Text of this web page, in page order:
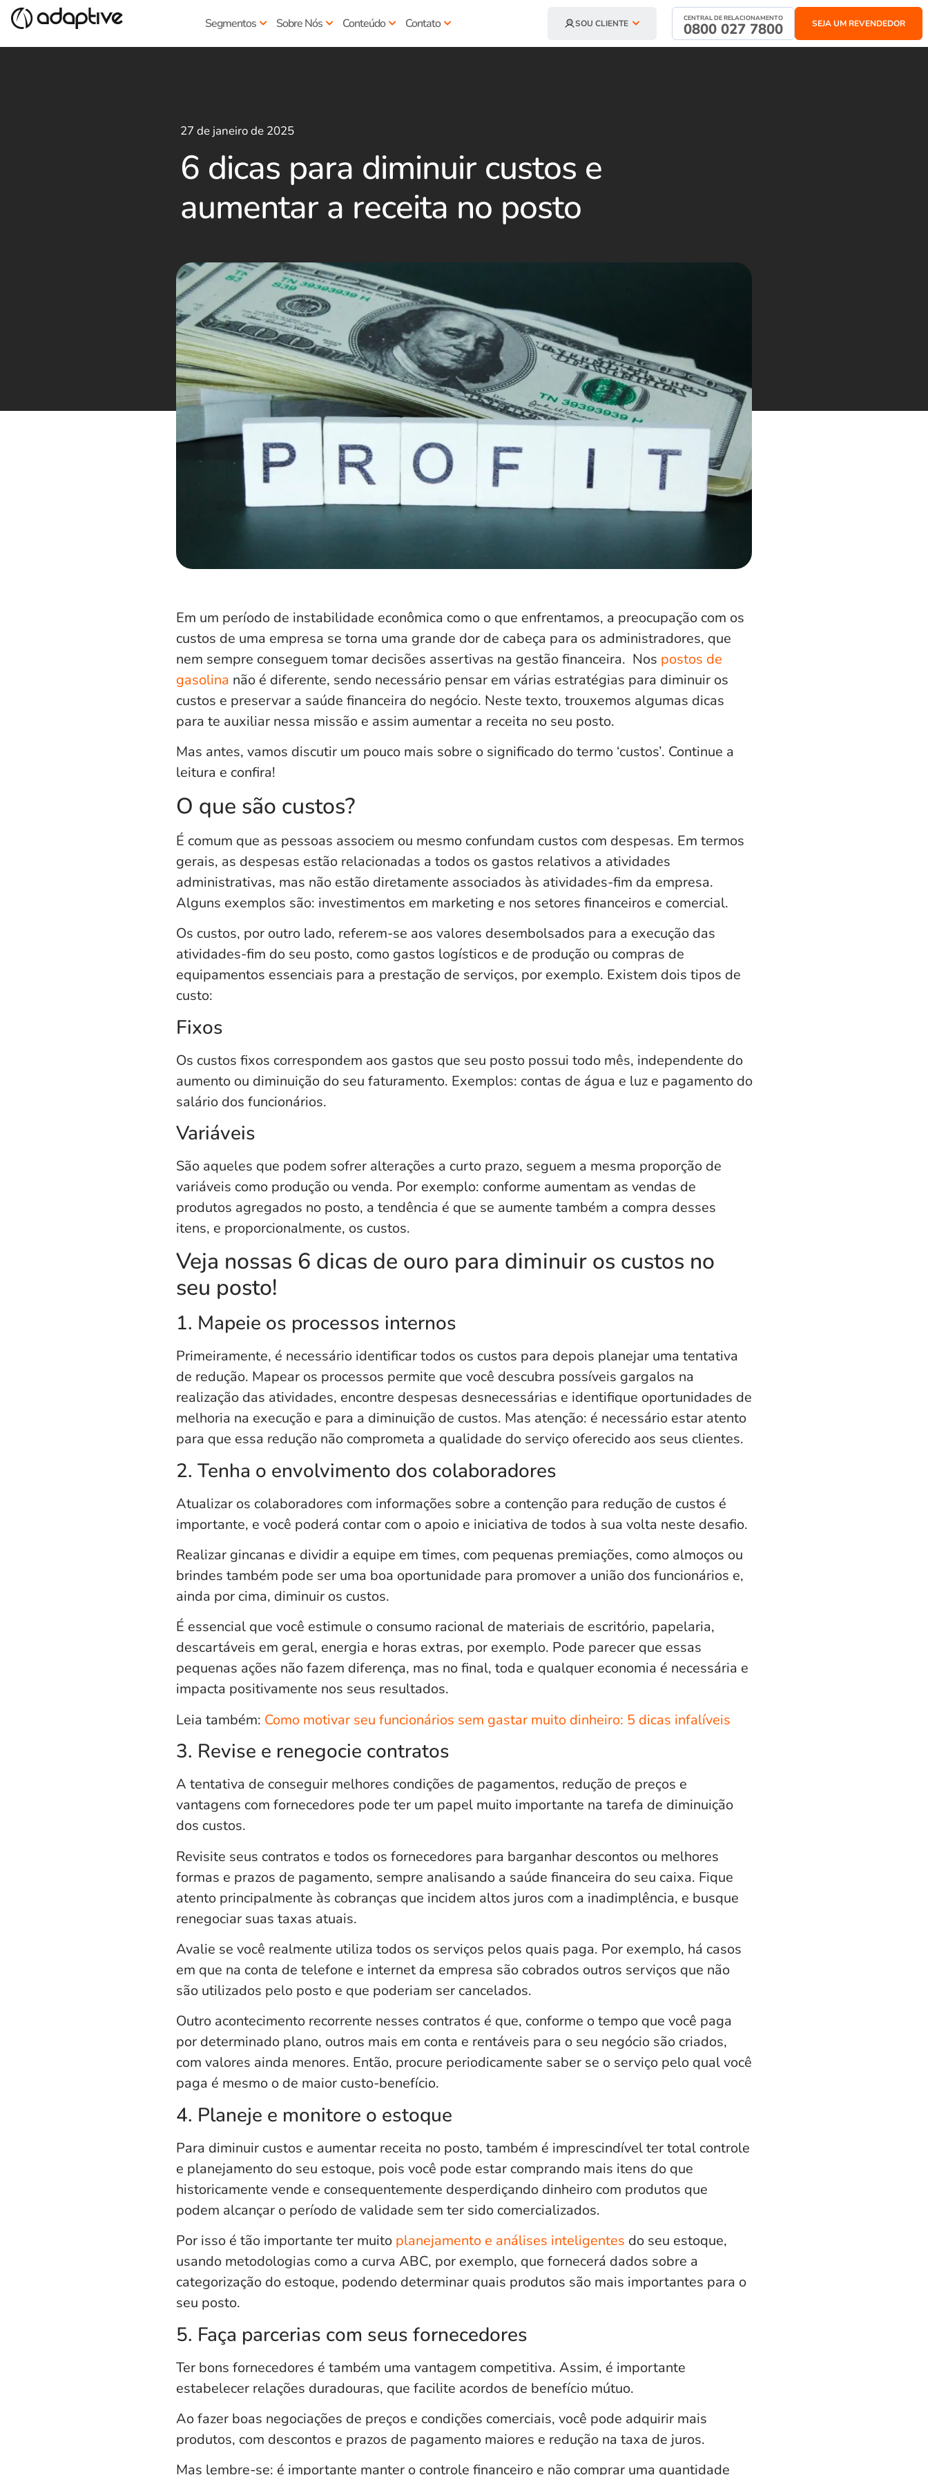
Segmentos Sobre Nós Conteúdo Contato SOU CLIENTE CENTRAL DE RELACIONAMENTO
0800 027 7800 SEJA UM REVENDEDOR
27 de janeiro de 2025
6 dicas para diminuir custos e
aumentar a receita no posto
Em um período de instabilidade econômica como o que enfrentamos, a preocupação com os
custos de uma empresa se torna uma grande dor de cabeça para os administradores, que
nem sempre conseguem tomar decisões assertivas na gestão financeira. Nos postos de
gasolina não é diferente, sendo necessário pensar em várias estratégias para diminuir os
custos e preservar a saúde financeira do negócio. Neste texto, trouxemos algumas dicas
para te auxiliar nessa missão e assim aumentar a receita no seu posto.
Mas antes, vamos discutir um pouco mais sobre o significado do termo ‘custos’. Continue a
leitura e confira!
O que são custos?
É comum que as pessoas associem ou mesmo confundam custos com despesas. Em termos
gerais, as despesas estão relacionadas a todos os gastos relativos a atividades
administrativas, mas não estão diretamente associados às atividades-fim da empresa.
Alguns exemplos são: investimentos em marketing e nos setores financeiros e comercial.
Os custos, por outro lado, referem-se aos valores desembolsados para a execução das
atividades-fim do seu posto, como gastos logísticos e de produção ou compras de
equipamentos essenciais para a prestação de serviços, por exemplo. Existem dois tipos de
custo:
Fixos
Os custos fixos correspondem aos gastos que seu posto possui todo mês, independente do
aumento ou diminuição do seu faturamento. Exemplos: contas de água e luz e pagamento do
salário dos funcionários.
Variáveis
São aqueles que podem sofrer alterações a curto prazo, seguem a mesma proporção de
variáveis como produção ou venda. Por exemplo: conforme aumentam as vendas de
produtos agregados no posto, a tendência é que se aumente também a compra desses
itens, e proporcionalmente, os custos.
Veja nossas 6 dicas de ouro para diminuir os custos no
seu posto!
1. Mapeie os processos internos
Primeiramente, é necessário identificar todos os custos para depois planejar uma tentativa
de redução. Mapear os processos permite que você descubra possíveis gargalos na
realização das atividades, encontre despesas desnecessárias e identifique oportunidades de
melhoria na execução e para a diminuição de custos. Mas atenção: é necessário estar atento
para que essa redução nãocomprometa a qualidade do serviço oferecido aos seus clientes.
2. Tenha o envolvimento dos colaboradores
Atualizar os colaboradores com informações sobre a contenção para redução de custos é
importante, e você poderá contar com o apoio e iniciativa de todos à sua volta neste desafio.
Realizar gincanas e dividir a equipe em times, com pequenas premiações, como almoços ou
brindes também pode ser uma boa oportunidade para promover a união dos funcionários e,
ainda por cima, diminuir os custos.
É essencial que você estimule o consumo racional de materiais de escritório, papelaria,
descartáveis em geral, energia e horas extras, por exemplo. Pode parecer que essas
pequenas ações não fazem diferença, mas no final, toda e qualquer economia é necessária e
impacta positivamente nos seus resultados.
Leia também: Como motivar seu funcionários sem gastar muito dinheiro: 5 dicas infalíveis
3. Revise e renegocie contratos
A tentativa de conseguir melhores condições de pagamentos, redução de preços e
vantagens com fornecedores pode ter um papel muito importante na tarefa de diminuição
dos custos.
Revisite seus contratos e todos os fornecedores para barganhar descontos ou melhores
formas e prazos de pagamento, sempre analisando a saúde financeira do seu caixa. Fique
atento principalmente às cobranças que incidem altos juros com a inadimplência, e busque
renegociar suas taxas atuais.
Avalie se você realmente utiliza todos os serviços pelos quais paga. Por exemplo, há casos
em que na conta de telefone e internet da empresa são cobrados outros serviços que não
são utilizados pelo posto e que poderiam ser cancelados.
Outro acontecimento recorrente nesses contratos é que, conforme o tempo que você paga
por determinado plano, outros mais em conta e rentáveis para o seu negócio são criados,
com valores ainda menores. Então, procure periodicamente saber se o serviço pelo qual você
paga é mesmo o de maior custo-benefício.
4. Planeje e monitore o estoque
Para diminuir custos e aumentar receita no posto, também é imprescindível ter total controle
e planejamento do seu estoque, pois você pode estar comprando mais itens do que
historicamente vende e consequentemente desperdiçando dinheiro com produtos que
podem alcançar o período de validade sem ter sido comercializados.
Por isso é tão importante ter muito planejamento e análises inteligentes do seu estoque,
usando metodologias como a curva ABC, por exemplo, que fornecerá dados sobre a
categorização do estoque, podendo determinar quais produtos são mais importantes para o
seu posto.
5. Faça parcerias com seus fornecedores
Ter bons fornecedores é também uma vantagem competitiva. Assim, é importante
estabelecer relações duradouras, que facilite acordos de benefício mútuo.
Ao fazer boas negociações de preços e condições comerciais, você pode adquirir mais
produtos, com descontos e prazos de pagamento maiores e redução na taxa de juros.
Mas lembre-se: é importante manter o controle financeiro e não comprar uma quantidade